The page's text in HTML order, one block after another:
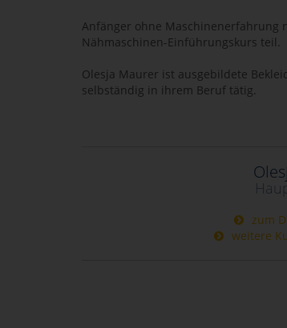
Anfänger ohne Maschinenerfahrung
Nähmaschinen-Einführungskurs teil.
Olesja Maurer ist ausgebildete
selbständig in ihrem Beruf tätig.
zum
weitere